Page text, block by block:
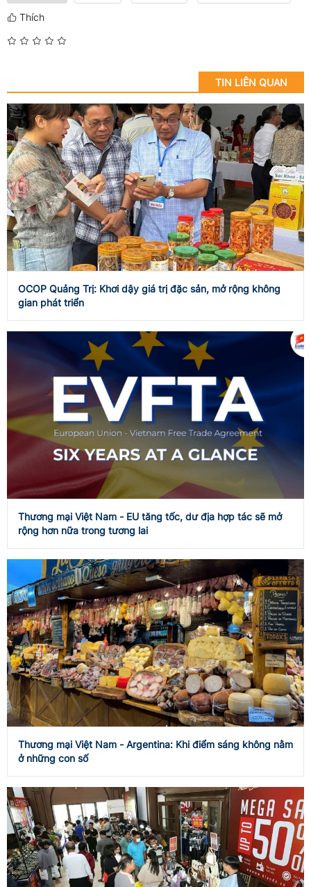
Thích
TIN LIÊN QUAN
OCOP Quảng Trị: Khơi dậy giá trị đặc sản, mở rộng không
gian phát triển
Thương mại Việt Nam - EU tăng tốc, dư địa hợp tác sẽ mở
rộng hơn nữa trong tương lai
Thương mại Việt Nam - Argentina: Khi điểm sáng không nằm
ở những con số